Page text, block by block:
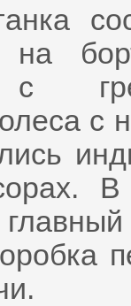
на
с